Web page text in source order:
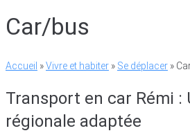
Car/bus
Accueil »Vivre et habiter » Se déplacer »
Transport en car Rémi :
régionale adaptée